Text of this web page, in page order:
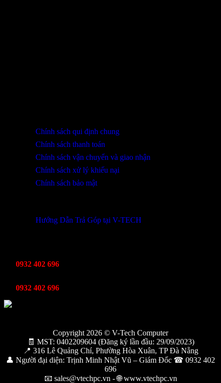
Chính sách qui định chung
Chính sách thanh toán
Chính sách vận chuyển và giao nhận
Chính sách xử lý khiếu nại
Chính sách bảo mật
Hướng Dẫn Trả Góp tại V-TECH
0932 402 696
0932 402 696
Copyright 2026 © V-Tech Computer
🧾 MST: 0402209604 (Đăng ký lần đầu: 29/09/2023)
📍 316 Lê Quảng Chí, Phường Hòa Xuân, TP Đà Nẵng
👤 Người đại diện: Trịnh Minh Nhật Vũ – Giám Đốc ☎ 0932 402
696
📧 sales@vtechpc.vn - 🌐 www.vtechpc.vn